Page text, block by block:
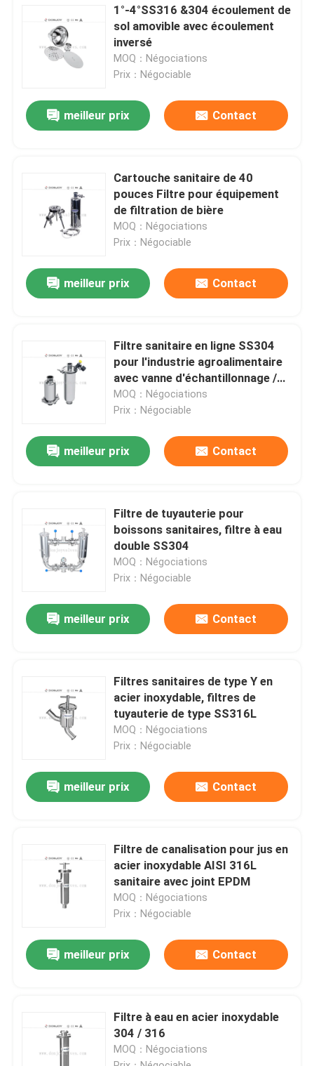
Produits
À propos de nous
Contrôle de la qualité
Nouvelles
Demandez un devis
Soupape à diaphragme sanitaire
1°-4°SS316 &304 écoulement de
sol amovible avec écoulement
inversé
MOQ：Négociations
Prix：Négociable
meilleur prix Contact
Cartouche sanitaire de 40
pouces Filtre pour équipement
de filtration de bière
MOQ：Négociations
Prix：Négociable
meilleur prix Contact
Filtre sanitaire en ligne SS304
pour l'industrie agroalimentaire
avec vanne d'échantillonnage /
vanne de décharge
MOQ：Négociations
Prix：Négociable
meilleur prix Contact
Filtre de tuyauterie pour
boissons sanitaires, filtre à eau
double SS304
MOQ：Négociations
Prix：Négociable
meilleur prix Contact
Filtres sanitaires de type Y en
acier inoxydable, filtres de
tuyauterie de type SS316L
MOQ：Négociations
Prix：Négociable
meilleur prix Contact
Filtre de canalisation pour jus en
acier inoxydable AISI 316L
sanitaire avec joint EPDM
MOQ：Négociations
Prix：Négociable
meilleur prix Contact
Filtre à eau en acier inoxydable
304 / 316
MOQ：Négociations